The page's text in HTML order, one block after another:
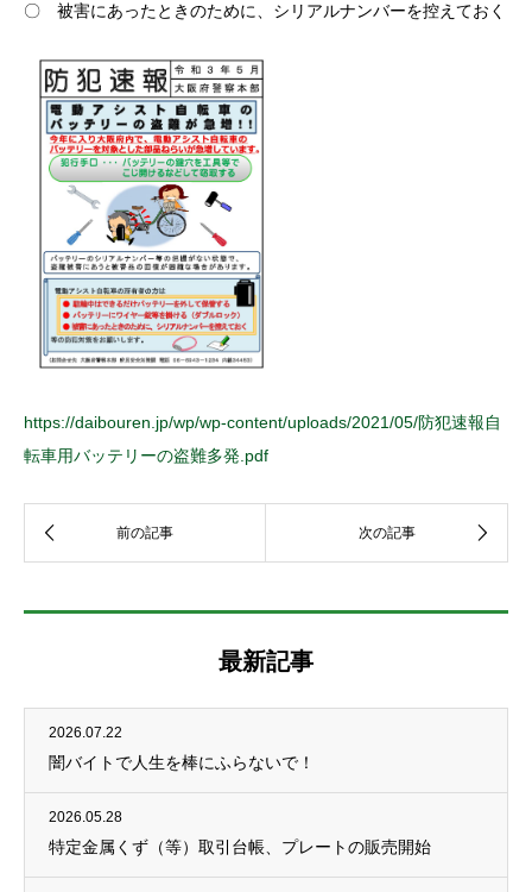
〇 被害にあったときのために、シリアルナンバーを控えておく
https://daibouren.jp/wp/wp-content/uploads/2021/05/防犯速報自
転車用バッテリーの盗難多発.pdf
最新記事
2026.07.22
闇バイトで人生を棒にふらないで！
2026.05.28
特定金属くず（等）取引台帳、プレートの販売開始